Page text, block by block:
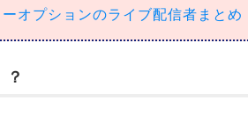
オプションのライブ配信者まとめ